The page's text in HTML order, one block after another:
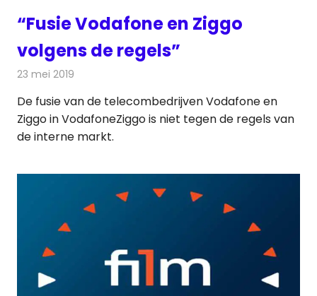
“Fusie Vodafone en Ziggo
volgens de regels”
23 mei 2019
De fusie van de telecombedrijven Vodafone en
Ziggo in VodafoneZiggo is niet tegen de regels van
de interne markt.